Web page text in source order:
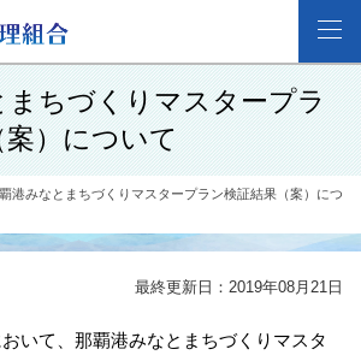
まちづくりマスタープラ
）について
港みなとまちづくりマスタープラン検証結果（案）につ
最終更新日：2019年08月21日
いて、那覇港みなとまちづくりマスタ